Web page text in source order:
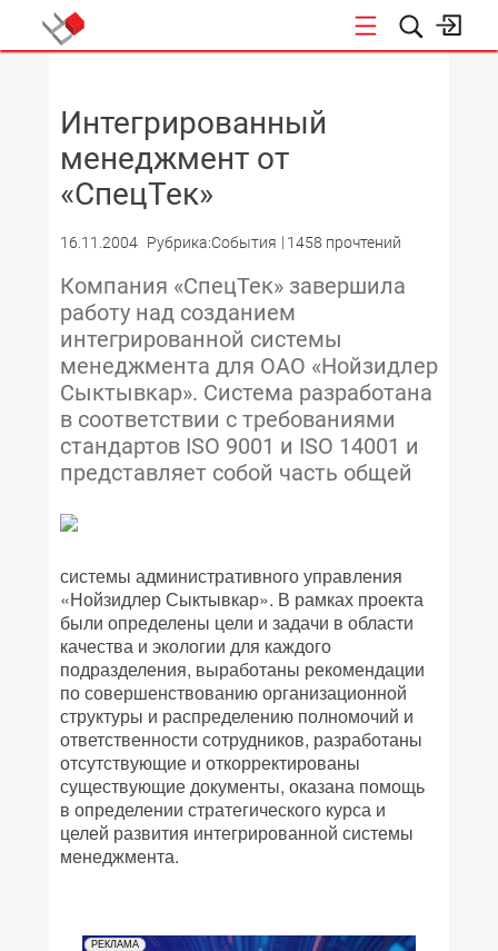
Интегрированный
менеджмент от
«СпецТек»
16.11.2004 Рубрика:События 1458 прочтений
Компания «СпецТек» завершила
работу над созданием
интегрированной системы
менеджмента для ОАО «Нойзидлер
Сыктывкар». Система разработана
в соответствии с требованиями
стандартов ISO 9001 и ISO 14001 и
представляет собой часть общей
системы административного управления
«Нойзидлер Сыктывкар». В рамках проекта
были определены цели и задачи в области
качества и экологии для каждого
подразделения, выработаны рекомендации
по совершенствованию организационной
структуры и распределению полномочий и
ответственности сотрудников, разработаны
отсутствующие и откорректированы
существующие документы, оказана помощь
в определении стратегического курса и
целей развития интегрированной системы
менеджмента.
РЕКЛАМА